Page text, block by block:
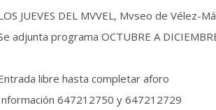
JUEVES DEL MVVEL, Mvseo de Vélez-
adjunta programa OCTUBRE A
libre hasta completar aforo
647212750 y 647212729